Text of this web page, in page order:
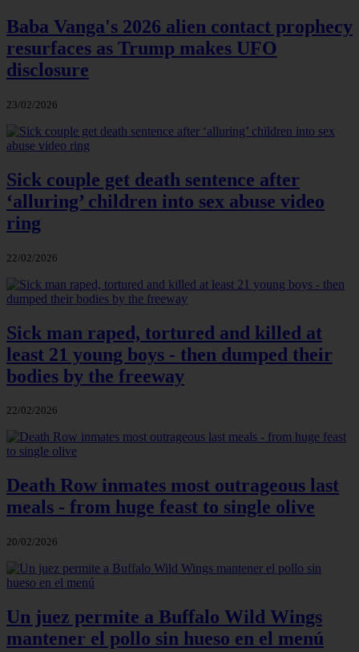
Baba Vanga's 2026 alien contact prophecy
resurfaces as Trump makes UFO
disclosure
23/02/2026
Sick couple get death sentence after
‘alluring’ children into sex abuse video
ring
22/02/2026
Sick man raped, tortured and killed at
least 21 young boys - then dumped their
bodies by the freeway
22/02/2026
Death Row inmates most outrageous last
meals - from huge feast to single olive
20/02/2026
Un juez permite a Buffalo Wild Wings
mantener el pollo sin hueso en el menú